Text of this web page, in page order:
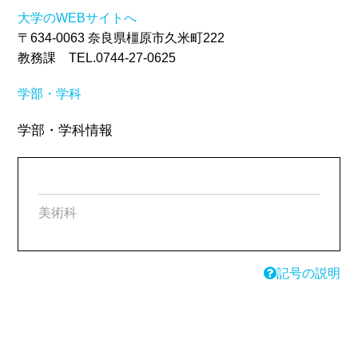
大学のWEBサイトへ
〒634-0063 奈良県橿原市久米町222
教務課 TEL.0744-27-0625
学部・学科
学部・学科情報
美術科
記号の説明